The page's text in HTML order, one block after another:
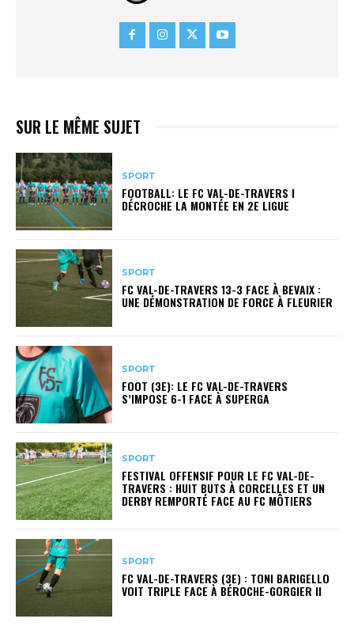
SUR LE MÊME SUJET
SPORT
FOOTBALL: LE FC VAL-DE-TRAVERS I
DÉCROCHE LA MONTÉE EN 2E LIGUE
SPORT
FC VAL-DE-TRAVERS 13-3 FACE À BEVAIX :
UNE DÉMONSTRATION DE FORCE À FLEURIER
SPORT
FOOT (3E): LE FC VAL-DE-TRAVERS
S’IMPOSE 6-1 FACE À SUPERGA
SPORT
FESTIVAL OFFENSIF POUR LE FC VAL-DE-
TRAVERS : HUIT BUTS À CORCELLES ET UN
DERBY REMPORTÉ FACE AU FC MÔTIERS
SPORT
FC VAL-DE-TRAVERS (3E) : TONI BARIGELLO
VOIT TRIPLE FACE À BÉROCHE-GORGIER II